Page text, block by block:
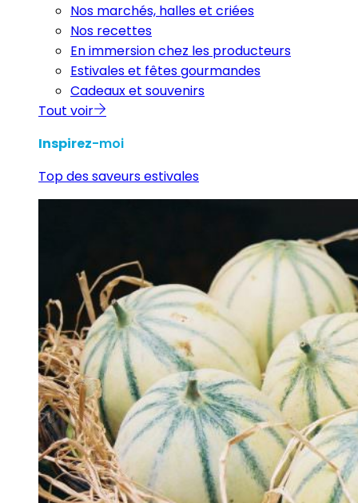
Nos marchés, halles et criées
Nos recettes
En immersion chez les producteurs
Estivales et fêtes gourmandes
Cadeaux et souvenirs
Tout voir
Inspirez-moi
Top des saveurs estivales